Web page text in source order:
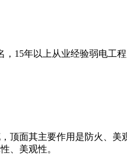
15年以上从业经验弱电工
面其主要作用是防火、
、美观性。